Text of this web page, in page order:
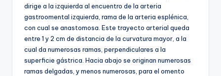
dirige a la izquierda al encuentro de la arteria
gastroomental izquierda, rama de la arteria esplénica,
con cual se anastomosa. Este trayecto arterial queda
entre 1 y 2 cm de distancia de la curvatura mayor, a la
cual da numerosas ramas, perpendiculares a la
superficie gástrica. Hacia abajo se originan numerosas
ramas delgadas, y menos numerosas, para el omento